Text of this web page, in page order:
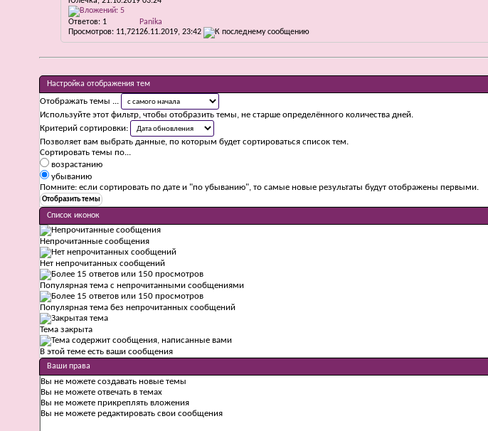
Ответов: 1
Просмотров: 11,721
Panika
26.11.2019, 23:42
Настройка отображения тем
Отображать темы ...
Используйте этот фильтр, чтобы отобразить темы, не старше определённого количества дней.
Критерий сортировки:
Позволяет вам выбрать данные, по которым будет сортироваться список тем.
Сортировать темы по...
возрастанию
убыванию
Помните: если сортировать по дате и "по убыванию", то самые новые результаты будут отображены первыми.
Список иконок
Непрочитанные сообщения
Нет непрочитанных сообщений
Популярная тема с непрочитанными сообщениями
Популярная тема без непрочитанных сообщений
Тема закрыта
В этой теме есть ваши сообщения
Ваши права
Вы не можете создавать новые темы
Вы не можете отвечать в темах
Вы не можете прикреплять вложения
Вы не можете редактировать свои сообщения